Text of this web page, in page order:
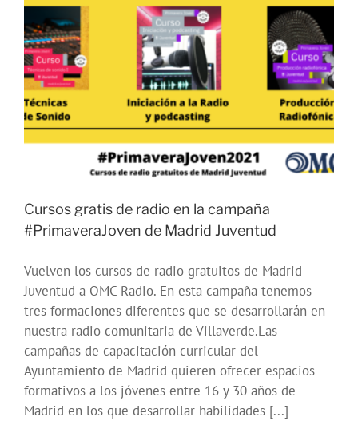
campaña
de
Madrid
Juventud
Cursos gratis de radio en la campaña
#PrimaveraJoven de Madrid Juventud
Vuelven los cursos de radio gratuitos de Madrid
Juventud a OMC Radio. En esta campaña tenemos
tres formaciones diferentes que se desarrollarán en
nuestra radio comunitaria de Villaverde.Las
campañas de capacitación curricular del
Ayuntamiento de Madrid quieren ofrecer espacios
formativos a los jóvenes entre 16 y 30 años de
Madrid en los que desarrollar habilidades [...]